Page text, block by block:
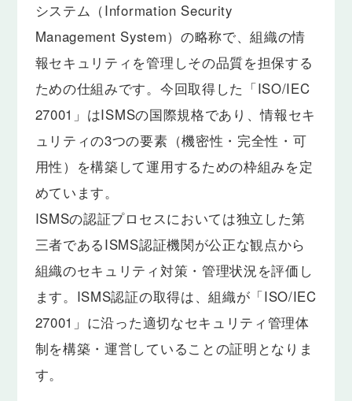
システム（Information Security
Management System）の略称で、組織の情
報セキュリティを管理しその品質を担保する
ための仕組みです。今回取得した「ISO/IEC
27001」はISMSの国際規格であり、情報セキ
ュリティの3つの要素（機密性・完全性・可
用性）を構築して運用するための枠組みを定
めています。
ISMSの認証プロセスにおいては独立した第
三者であるISMS認証機関が公正な観点から
組織のセキュリティ対策・管理状況を評価し
ます。ISMS認証の取得は、組織が「ISO/IEC
27001」に沿った適切なセキュリティ管理体
制を構築・運営していることの証明となりま
す。